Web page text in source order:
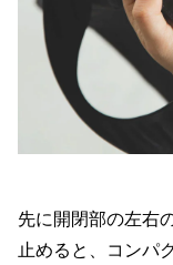
先に開閉部の左右
止めると、コンパ